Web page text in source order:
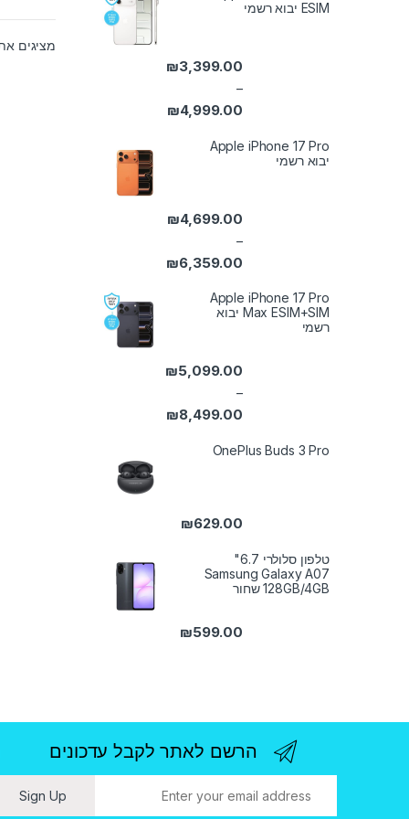
מציגים את כל ⁦8⁩
ESIM יבוא רשמי
₪3,399.00
–
₪4,999.00
Apple iPhone 17 Pro
יבוא רשמי
₪4,699.00
–
₪6,359.00
Apple iPhone 17 Pro
Max ESIM+SIM יבוא
רשמי
₪5,099.00
–
₪8,499.00
OnePlus Buds 3 Pro
₪629.00
טלפון סלולרי 6.7"
Samsung Galaxy A07
128GB/4GB שחור
₪599.00
הרשם לאתר לקבל עדכונים
Sign Up